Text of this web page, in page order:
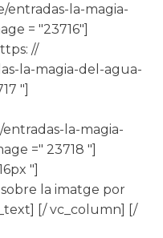
entradas-la-magia-
= "23716"]
//
la-magia-del-agua-
"]
la-magia-
=" 23718 "]
"]
la imatge por
[/ vc_column] [/